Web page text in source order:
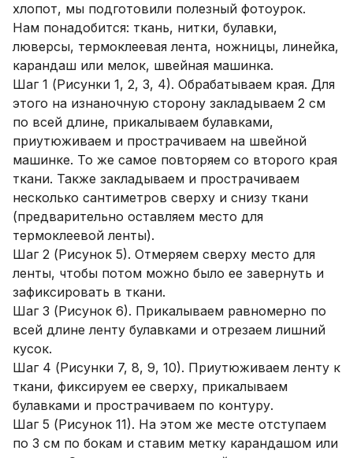
хлопот, мы подготовили полезный фотоурок.
Нам понадобится: ткань, нитки, булавки,
люверсы, термоклеевая лента, ножницы, линейка,
карандаш или мелок, швейная машинка.
Шаг 1 (Рисунки 1, 2, 3, 4). Обрабатываем края. Для
этого на изнаночную сторону закладываем 2 см
по всей длине, прикалываем булавками,
приутюживаем и прострачиваем на швейной
машинке. То же самое повторяем со второго края
ткани. Также закладываем и прострачиваем
несколько сантиметров сверху и снизу ткани
(предварительно оставляем место для
термоклеевой ленты).
Шаг 2 (Рисунок 5). Отмеряем сверху место для
ленты, чтобы потом можно было ее завернуть и
зафиксировать в ткани.
Шаг 3 (Рисунок 6). Прикалываем равномерно по
всей длине ленту булавками и отрезаем лишний
кусок.
Шаг 4 (Рисунки 7, 8, 9, 10). Приутюживаем ленту к
ткани, фиксируем ее сверху, прикалываем
булавками и прострачиваем по контуру.
Шаг 5 (Рисунок 11). На этом же месте отступаем
по 3 см по бокам и ставим метку карандашом или